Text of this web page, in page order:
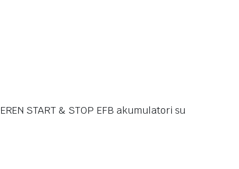
START & STOP EFB akumulatori su